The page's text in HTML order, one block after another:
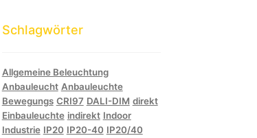
Schlagwörter
Allgemeine Beleuchtung
Anbauleucht Anbauleuchte
Bewegungs CRI97 DALI-DIM direkt
Einbauleuchte indirekt Indoor
Industrie IP20 IP20-40 IP20/40